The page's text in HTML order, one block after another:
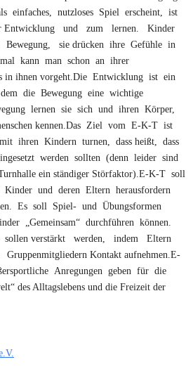
einfaches, nutzloses Spiel erscheint, ist
Entwicklung und zum lernen. Kinder
sie drücken ihre Gefühle in
kann man schon an ihrer
in ihnen vorgeht.Die Entwicklung ist ein
die Bewegung eine wichtige
lernen sie sich und ihren Körper,
kennen.Das Ziel vom E-K-T ist
ihren Kindern turnen, dass heißt, dass
werden sollten (denn leider sind
ein ständiger Störfaktor).E-K-T soll
und deren Eltern herausfordern
Es soll Spiel- und Übungsformen
„Gemeinsam“ durchführen können.
sollen verstärkt werden, indem Eltern
Kontakt aufnehmen.E-
Anregungen geben für die
des Alltagslebens und die Freizeit der